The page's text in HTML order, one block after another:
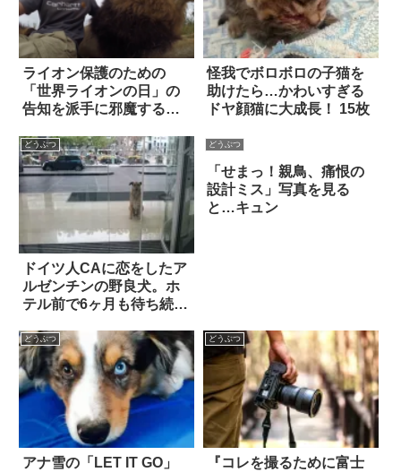
ライオン保護のための
「世界ライオンの日」の
告知を派手に邪魔するラ
怪我でボロボロの子猫を
助けたら…かわいすぎる
ドヤ顔猫に大成長！ 15枚
どうぶつ
ドイツ人CAに恋をしたア
ルゼンチンの野良犬。ホ
テル前で6ヶ月も待ち続け
どうぶつ
「せまっ！親鳥、痛恨の
設計ミス」写真を見る
と…キュン
どうぶつ
アナ雪の「LET IT GO」
どうぶつ
『コレを撮るために富士